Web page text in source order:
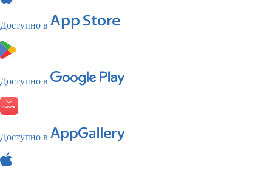
Доступно в
Доступно в
Доступно в